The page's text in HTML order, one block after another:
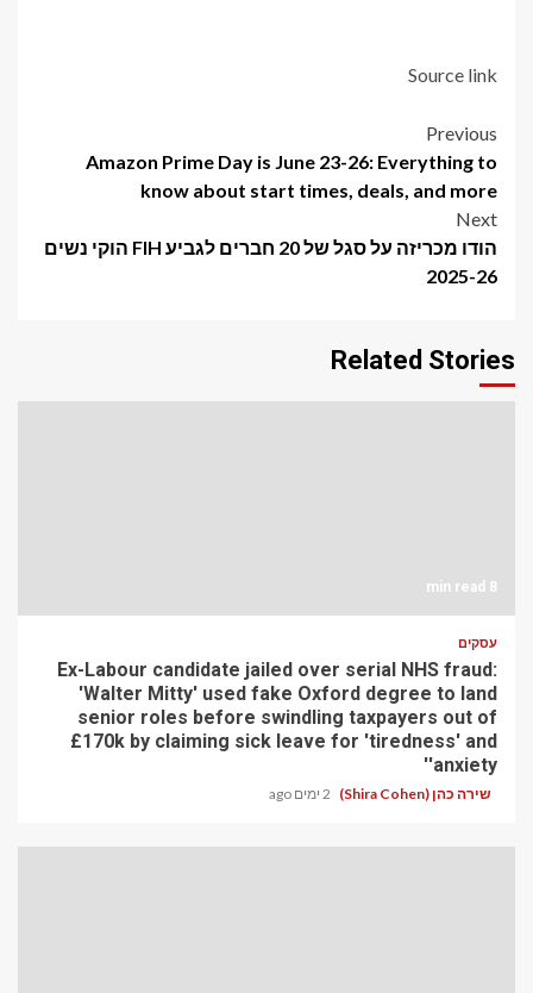
Source link
Post
navigation
Previous
Amazon Prime Day is June 23-26: Everything to
know about start times, deals, and more
Next
הודו מכריזה על סגל של 20 חברים לגביע FIH הוקי נשים
2025-26
Related Stories
8 min read
עסקים
Ex-Labour candidate jailed over serial NHS fraud:
'Walter Mitty' used fake Oxford degree to land
senior roles before swindling taxpayers out of
£170k by claiming sick leave for 'tiredness' and
'anxiety'
שירה כהן (Shira Cohen) 2 ימים ago